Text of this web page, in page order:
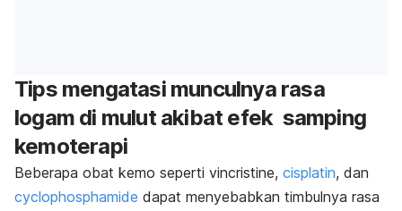
Tips mengatasi munculnya rasa
logam di mulut akibat efek samping
kemoterapi
Beberapa obat kemo seperti vincristine, cisplatin, dan
cyclophosphamide dapat menyebabkan timbulnya rasa